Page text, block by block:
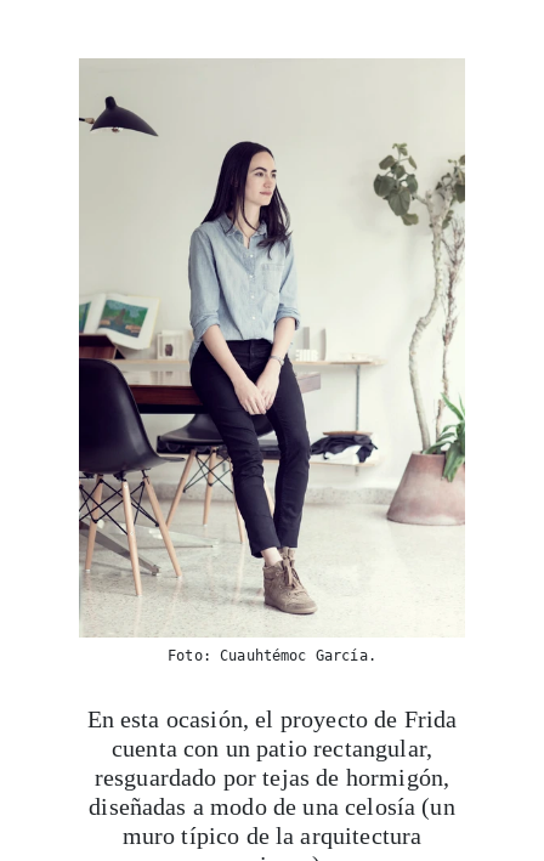
Foto: Cuauhtémoc García.
En esta ocasión, el proyecto de Frida
cuenta con un patio rectangular,
resguardado por tejas de hormigón,
diseñadas a modo de una celosía (un
muro típico de la arquitectura